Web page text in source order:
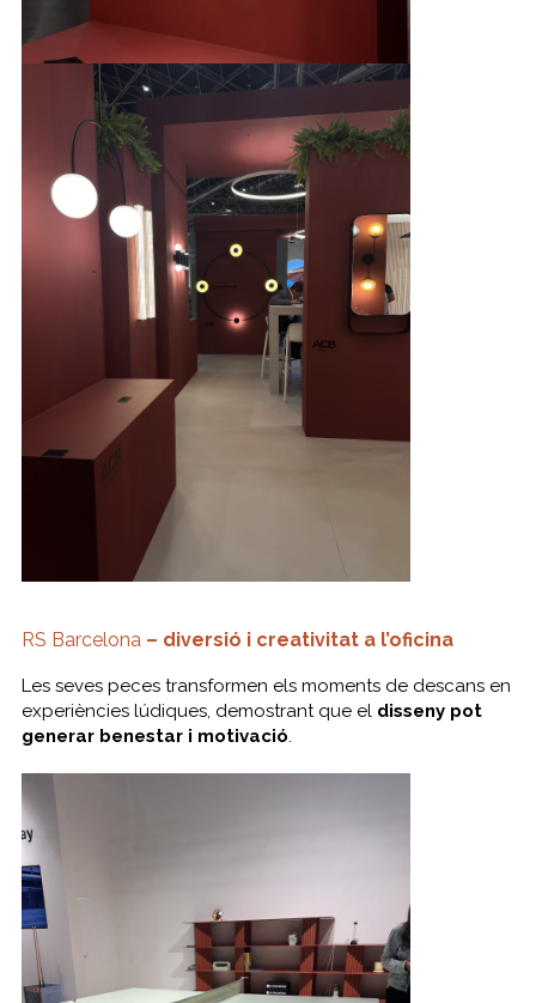
RS Barcelona– diversió i creativitat a l’oficina
Les seves peces transformen els moments de descans en
experiències lúdiques, demostrant que el disseny pot
generar benestar i motivació.